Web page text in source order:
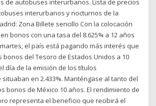
de autobuses interurbanos. Lista de precios
interurbanos y nocturnos de la
Zona Billete sencillo Con la colocación
bonos con una tasa del 8.625% a 12 años
el país está pagando más interés que
bonos del Tesoro de Estados Unidos a 10
día de la emisión de los títulos
en 2.433%. Manténgase al tanto del
bonos de México 10 años. El rendimiento de
representa el beneficio que recibirá el